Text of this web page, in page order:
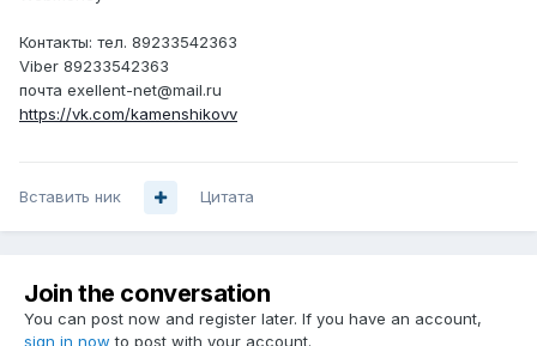
Контакты: тел. 89233542363
Viber 89233542363
почта exellent-net@mail.ru
https://vk.com/kamenshikovv
Вставить ник Цитата
Join the conversation
You can post now and register later. If you have an account,
sign in now to post with your account.